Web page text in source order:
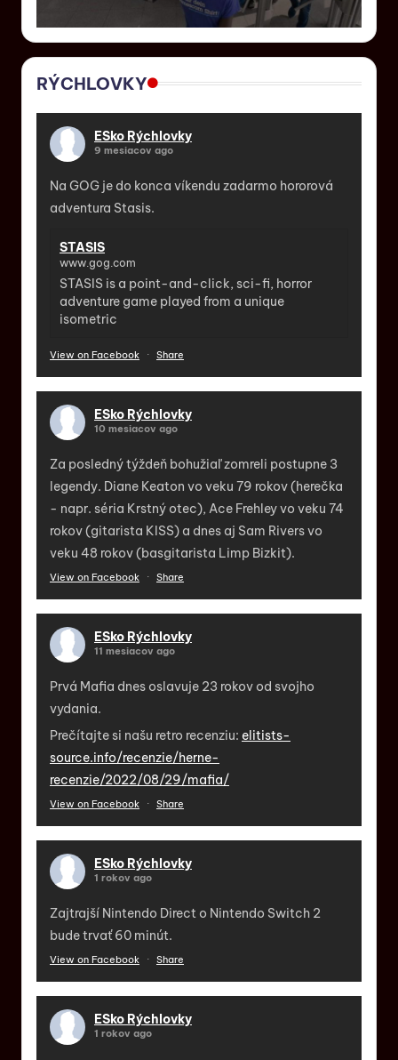
RÝCHLOVKY
ESko Rýchlovky
9 mesiacov ago
Na GOG je do konca víkendu zadarmo hororová
adventura Stasis.
STASIS
www.gog.com
STASIS is a point-and-click, sci-fi, horror
adventure game played from a unique
isometric
View on Facebook · Share
ESko Rýchlovky
10 mesiacov ago
Za posledný týždeň bohužiaľ zomreli postupne 3
legendy. Diane Keaton vo veku 79 rokov (herečka
- napr. séria Krstný otec), Ace Frehley vo veku 74
rokov (gitarista KISS) a dnes aj Sam Rivers vo
veku 48 rokov (basgitarista Limp Bizkit).
View on Facebook · Share
ESko Rýchlovky
11 mesiacov ago
Prvá Mafia dnes oslavuje 23 rokov od svojho
vydania.
Prečítajte si našu retro recenziu: elitists-
source.info/recenzie/herne-
recenzie/2022/08/29/mafia/
View on Facebook · Share
ESko Rýchlovky
1 rokov ago
Zajtrajší Nintendo Direct o Nintendo Switch 2
bude trvať 60 minút.
View on Facebook · Share
ESko Rýchlovky
1 rokov ago